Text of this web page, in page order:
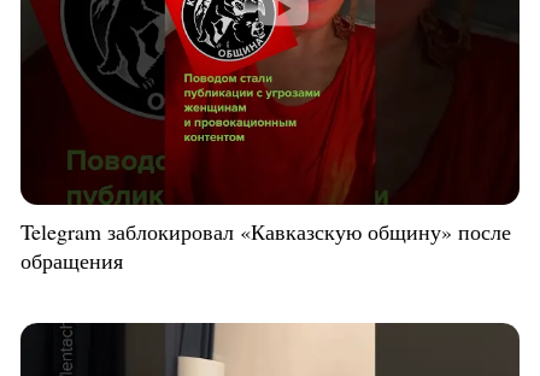
Telegram заблокировал «Кавказскую общину» после
обращения